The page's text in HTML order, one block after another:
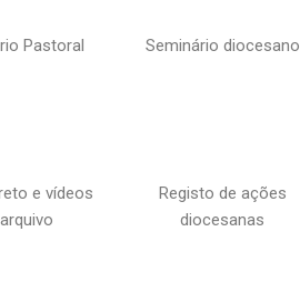
Pastoral Seminário diocesano
e vídeos
Registo de ações
diocesanas